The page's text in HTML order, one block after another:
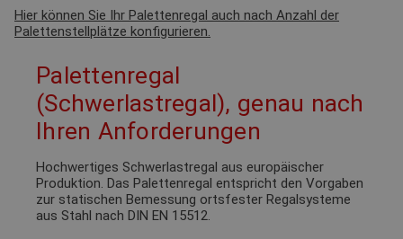
Hier können Sie Ihr Palettenregal auch nach Anzahl der
Palettenstellplätze konfigurieren.
Palettenregal
(Schwerlastregal), genau nach
Ihren Anforderungen
Hochwertiges Schwerlastregal aus europäischer
Produktion. Das Palettenregal entspricht den Vorgaben
zur statischen Bemessung ortsfester Regalsysteme
aus Stahl nach DIN EN 15512.